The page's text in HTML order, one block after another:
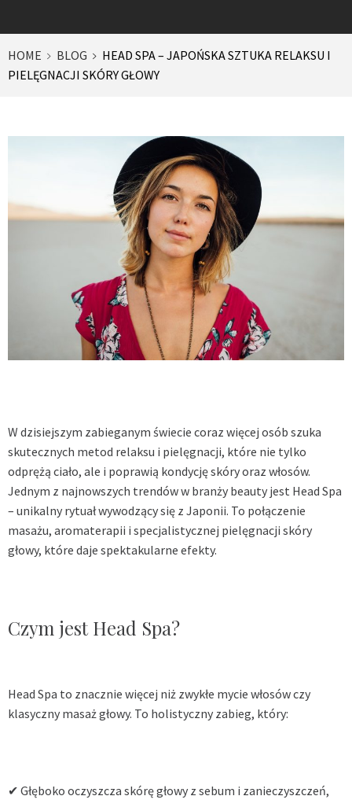
HOME BLOG
HEAD SPA – JAPOŃSKA SZTUKA RELAKSU I
PIELĘGNACJI SKÓRY GŁOWY
W dzisiejszym zabieganym świecie coraz więcej osób szuka
skutecznych metod relaksu i pielęgnacji, które nie tylko
odprężą ciało, ale i poprawią kondycję skóry oraz włosów.
Jednym z najnowszych trendów w branży beauty jest Head Spa
– unikalny rytuał wywodzący się z Japonii. To połączenie
masażu, aromaterapii i specjalistycznej pielęgnacji skóry
głowy, które daje spektakularne efekty.
Czym jest Head Spa?
Head Spa to znacznie więcej niż zwykłe mycie włosów czy
klasyczny masaż głowy. To holistyczny zabieg, który:
✔ Głęboko oczyszcza skórę głowy z sebum i zanieczyszczeń,